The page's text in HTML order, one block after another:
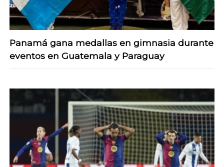
Panamá gana medallas en gimnasia durante
eventos en Guatemala y Paraguay